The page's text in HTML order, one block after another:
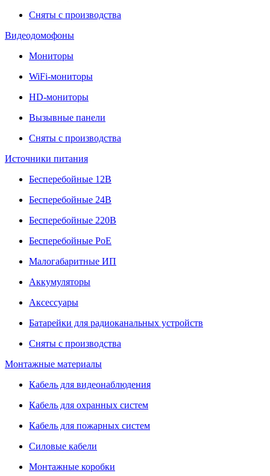
Сняты с производства
Видеодомофоны
Мониторы
WiFi-мониторы
HD-мониторы
Вызывные панели
Сняты с производства
Источники питания
Бесперебойные 12В
Бесперебойные 24В
Бесперебойные 220В
Бесперебойные PoE
Малогабаритные ИП
Аккумуляторы
Аксессуары
Батарейки для радиоканальных устройств
Сняты с производства
Монтажные материалы
Кабель для видеонаблюдения
Кабель для охранных систем
Кабель для пожарных систем
Силовые кабели
Монтажные коробки